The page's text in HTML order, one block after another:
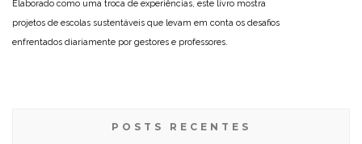
Elaborado como uma troca de experiências, este livro mostra
projetos de escolas sustentáveis que levam em conta os desafios
enfrentados diariamente por gestores e professores.
POSTS RECENTES